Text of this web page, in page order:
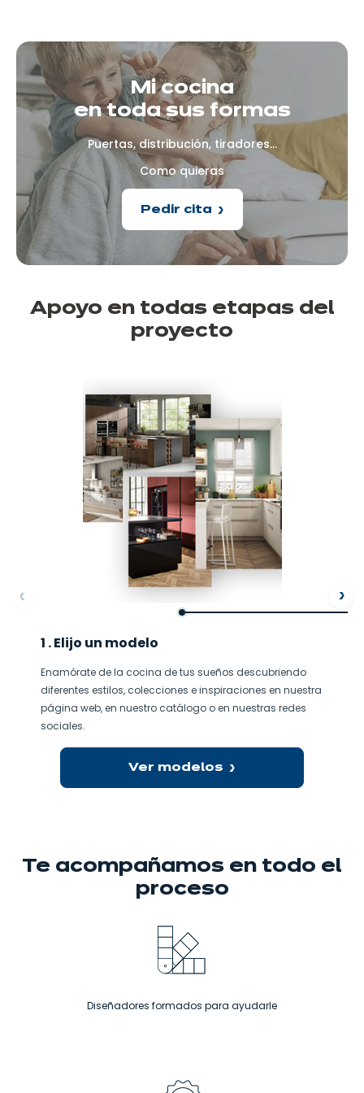
Mi cocina
en toda sus formas
Puertas, distribución, tiradores...
Como quieras
Pedir cita
Apoyo en todas etapas del
proyecto
1 . Elijo un modelo
Enamórate de la cocina de tus sueños descubriendo
diferentes estilos, colecciones e inspiraciones en nuestra
página web, en nuestro catálogo o en nuestras redes
sociales.
Ver modelos
Te acompañamos en todo el
proceso
Diseñadores formados para ayudarle